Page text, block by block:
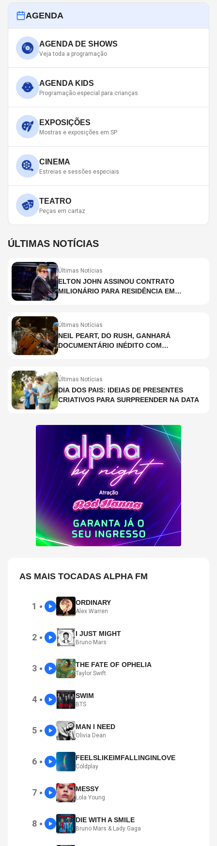
AGENDA
AGENDA DE SHOWS
Veja toda a programação
AGENDA KIDS
Programação especial para crianças
EXPOSIÇÕES
Mostras e exposições em SP
CINEMA
Estreias e sessões especiais
TEATRO
Peças em cartaz
ÚLTIMAS NOTÍCIAS
Últimas Notícias
ELTON JOHN ASSINOU CONTRATO
MILIONÁRIO PARA RESIDÊNCIA EM
Últimas Notícias
NEIL PEART, DO RUSH, GANHARÁ
DOCUMENTÁRIO INÉDITO COM
Últimas Notícias
DIA DOS PAIS: IDEIAS DE PRESENTES
CRIATIVOS PARA SURPREENDER NA DATA
AS MAIS TOCADAS ALPHA FM
1 ● ORDINARY
Alex Warren
2 ● I JUST MIGHT
Bruno Mars
3 ● THE FATE OF OPHELIA
Taylor Swift
4 ● SWIM
BTS
5 ● MAN I NEED
Olivia Dean
6 ● FEELSLIKEIMFALLINGINLOVE
Coldplay
7 ● MESSY
Lola Young
8 ● DIE WITH A SMILE
Bruno Mars & Lady Gaga